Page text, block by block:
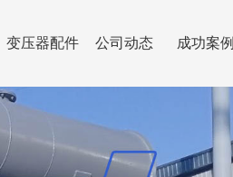
变压器配件 公司动态 成功案例